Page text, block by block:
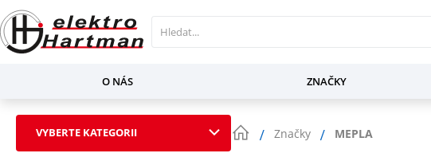
O NÁS ZNAČKY
VYBERTE KATEGORII Značky MEPLA